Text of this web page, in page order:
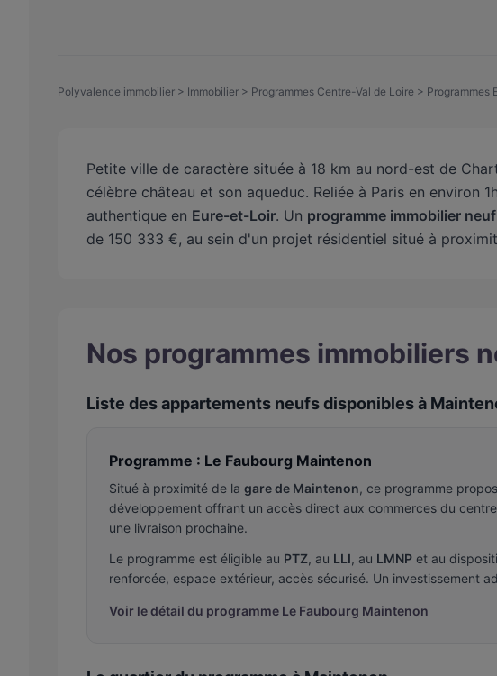
Polyvalence immobilier > Immobilier > Programmes Centre-Val de Loire > Programmes
Petite ville de caractère située à 18 km au nord-est de
célèbre château et son aqueduc. Reliée à Paris en environ
authentique en Eure-et-Loir. Un programme immobilier neuf
de 150 333 €, au sein d'un projet résidentiel situé à
Nos programmes immobiliers
Liste des appartements neufs disponibles à
Programme : Le Faubourg Maintenon
Situé à proximité de la gare de Maintenon, ce programme
développement offrant un accès direct aux commerces du
une livraison prochaine.
Le programme est éligible au PTZ, au LLI, au LMNP et au
renforcée, espace extérieur, accès sécurisé. Un investissement
Voir le détail du programme Le Faubourg Maintenon